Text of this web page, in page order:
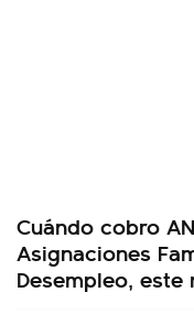
Cuándo cobro
Asignaciones
Desempleo,